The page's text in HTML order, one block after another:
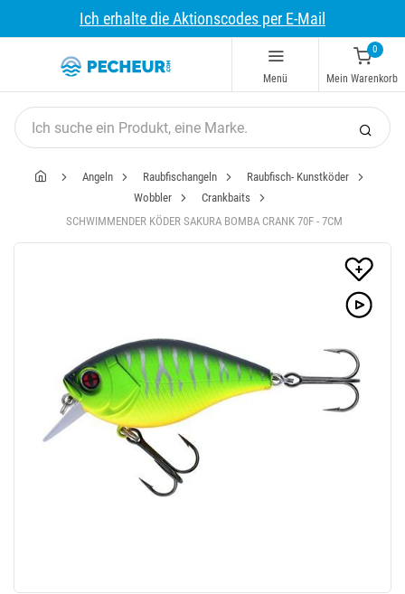
Ich erhalte die Aktionscodes per E-Mail
Menü
0
Mein Warenkorb
Angeln Raubfischangeln
Raubfisch- Kunstköder
Wobbler
Crankbaits
SCHWIMMENDER KÖDER SAKURA BOMBA CRANK 70F - 7CM